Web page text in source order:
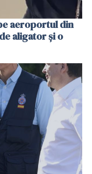
aeroportul din
aligator și o